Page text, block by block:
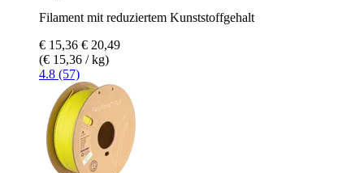
Filament mit reduziertem Kunststoffgehalt
€ 15,36 € 20,49
(€ 15,36 / kg)
4.8 (57)